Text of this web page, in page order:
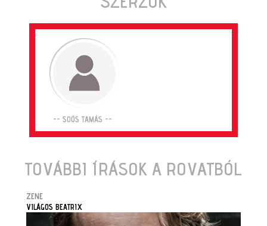
-- SOÓS TAMÁS --
TOVÁBBI ÍRÁSOK A ROVATBÓL
ZENE
VILÁGOS BEATRIX